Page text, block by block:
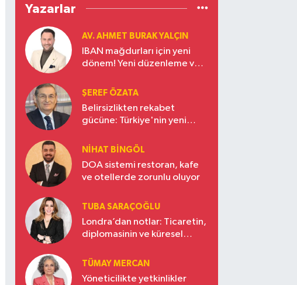
Yazarlar
AV. AHMET BURAK YALÇIN
IBAN mağdurları için yeni
dönem! Yeni düzenleme ve
ŞEREF ÖZATA
Belirsizlikten rekabet
gücüne: Türkiye'nin yeni
NIHAT BINGÖL
DOA sistemi restoran, kafe
ve otellerde zorunlu oluyor
TUBA SARAÇOĞLU
Londra’dan notlar: Ticaretin,
diplomasinin ve küresel
Türkiye’nin yükselen gücü
TÜMAY MERCAN
Yöneticilikte yetkinlikler